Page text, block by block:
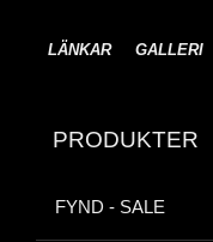
LÄNKAR GALLERI
PRODUKTER
FYND - SALE